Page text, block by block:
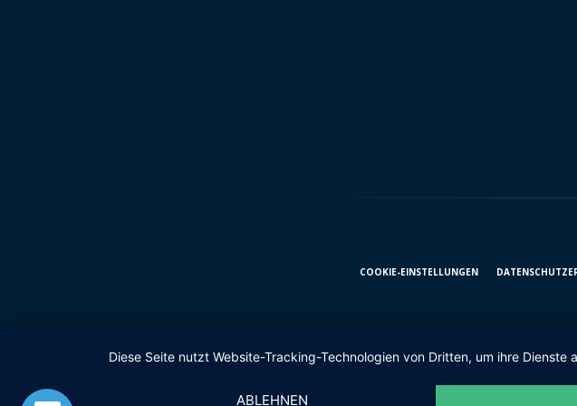
COOKIE-EINSTELLUNGEN
Diese Seite nutzt Website-Tracking-Technologien von Dritten, um ihre
ABLEHNEN